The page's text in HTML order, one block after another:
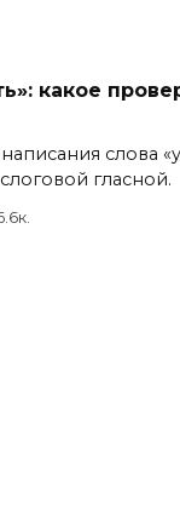
какое
слова
гласной.